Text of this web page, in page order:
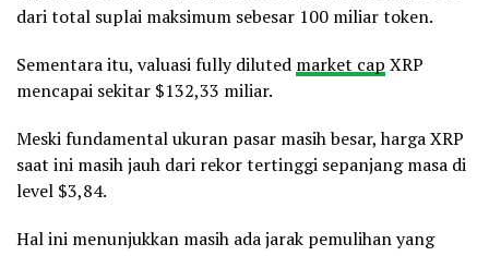
dari total suplai maksimum sebesar 100 miliar token.
Sementara itu, valuasi fully diluted market cap XRP
mencapai sekitar $132,33 miliar.
Meski fundamental ukuran pasar masih besar, harga XRP
saat ini masih jauh dari rekor tertinggi sepanjang masa di
level $3,84.
Hal ini menunjukkan masih ada jarak pemulihan yang